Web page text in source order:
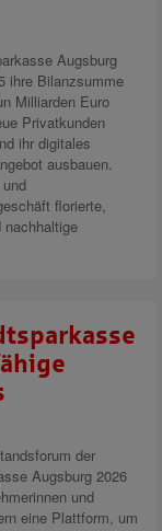
Augsburg
ihre Bilanzsumme
Milliarden Euro
Privatkunden
ihr digitales
ausbauen.
florierte,
nachhaltige
der
Augsburg 2026
und
eine Plattform, um